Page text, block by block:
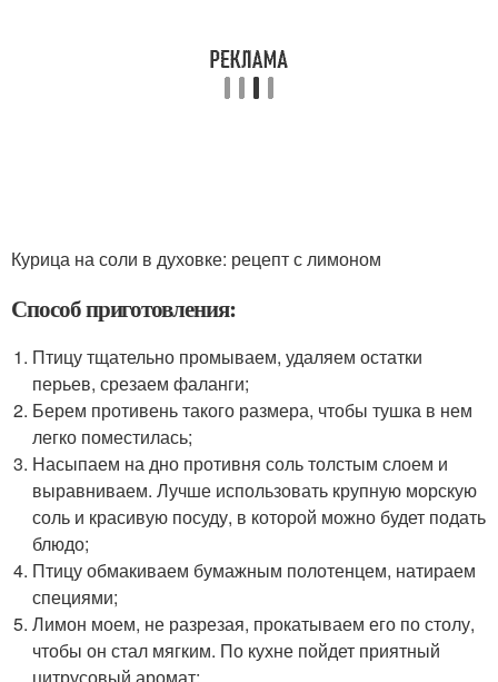
Курица на соли в духовке: рецепт с лимоном
Способ приготовления:
Птицу тщательно промываем, удаляем остатки
перьев, срезаем фаланги;
Берем противень такого размера, чтобы тушка в нем
легко поместилась;
Насыпаем на дно противня соль толстым слоем и
выравниваем. Лучше использовать крупную морскую
соль и красивую посуду, в которой можно будет подать
блюдо;
Птицу обмакиваем бумажным полотенцем, натираем
специями;
Лимон моем, не разрезая, прокатываем его по столу,
чтобы он стал мягким. По кухне пойдет приятный
цитрусовый аромат;